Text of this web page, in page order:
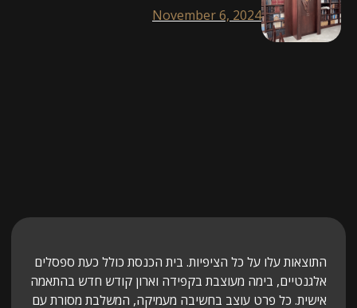
November 6, 2024
עלו על כל הציפיות. בית הכנסת כולל כעת ספסלים
בימה מעוצבת בקפידה וארון קודש חדש בהתאמה
כל פרט עוצב בחשיבה מעמיקה, המשלבת מסורת עם
all